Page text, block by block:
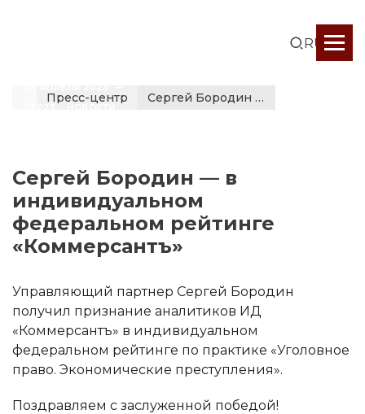
RUS
Пресс-центр Сергей Бородин — в индивидуальном федеральном рейтинге...
Сергей Бородин — в
индивидуальном
федеральном рейтинге
«Коммерсантъ»
Управляющий партнер Сергей Бородин
получил признание аналитиков ИД
«Коммерсантъ» в индивидуальном
федеральном рейтинге по практике «Уголовное
право. Экономические преступления».
Поздравляем с заслуженной победой!